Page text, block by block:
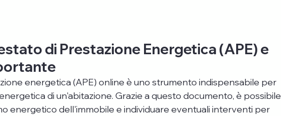
di Prestazione Energetica (APE) e
energetica (APE) online è uno strumento indispensabile per
di un'abitazione. Grazie a questo documento, è possibile
energetico dell'immobile e individuare eventuali interventi per